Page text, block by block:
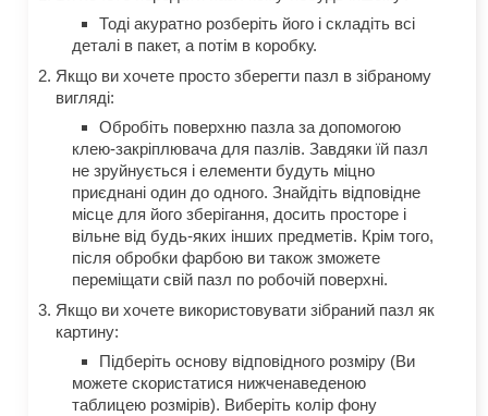
Тоді акуратно розберіть його і складіть всі
деталі в пакет, а потім в коробку.
Якщо ви хочете просто зберегти пазл в зібраному
вигляді:
Обробіть поверхню пазла за допомогою
клею-закріплювача для пазлів. Завдяки їй пазл
не зруйнується і елементи будуть міцно
приєднані один до одного. Знайдіть відповідне
місце для його зберігання, досить просторе і
вільне від будь-яких інших предметів. Крім того,
після обробки фарбою ви також зможете
переміщати свій пазл по робочій поверхні.
Якщо ви хочете використовувати зібраний пазл як
картину:
Підберіть основу відповідного розміру (Ви
можете скористатися нижченаведеною
таблицею розмірів). Виберіть колір фону